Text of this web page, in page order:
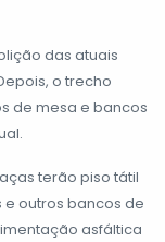
das atuais
o trecho
de mesa e bancos
terão piso tátil
outros bancos de
asfáltica